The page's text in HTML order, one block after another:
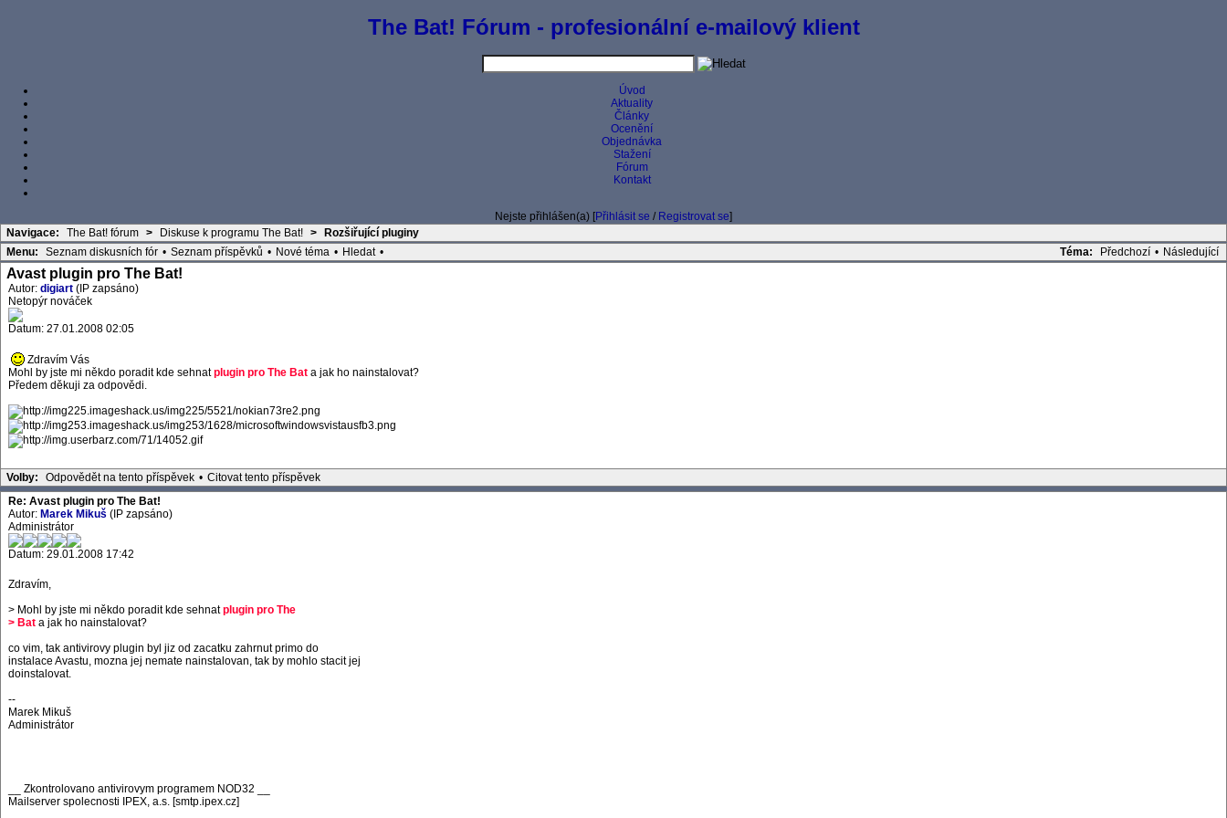
The Bat! Fórum - profesionální e-mailový klient
Úvod
Aktuality
Články
Ocenění
Objednávka
Stažení
Fórum
Kontakt
Nejste přihlášen(a) [Přihlásit se / Registrovat se]
Navigace:
The Bat! fórum > Diskuse k programu The Bat! >
Rozšiřující pluginy
Téma:
Předchozí • Následující
Menu: Seznam diskusních fór • Seznam příspěvků • Nové téma • Hledat •
Avast plugin pro The Bat!
Autor: digiart (IP zapsáno)
Netopýr nováček
Datum: 27.01.2008 02:05
Zdravím Vás
Mohl by jste mi někdo poradit kde sehnatplugin pro The Bat a jak ho nainstalovat?
Předem děkuji za odpovědi.
Volby: Odpovědět na tento příspěvek • Citovat tento příspěvek
Re: Avast plugin pro The Bat!
Autor: Marek Mikuš (IP zapsáno)
Administrátor
Datum: 29.01.2008 17:42
Zdravím,
> Mohl by jste mi někdo poradit kde sehnatplugin pro The
> Bat a jak ho nainstalovat?
co vim, tak antivirovy plugin byl jiz od zacatku zahrnut primo do
instalace Avastu, mozna jej nemate nainstalovan, tak by mohlo stacit jej
doinstalovat.
--
Marek Mikuš
Administrátor
__ Zkontrolovano antivirovym programem NOD32 __
Mailserver spolecnosti IPEX, a.s. [smtp.ipex.cz]